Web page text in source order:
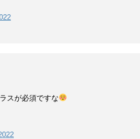
スが必須ですな